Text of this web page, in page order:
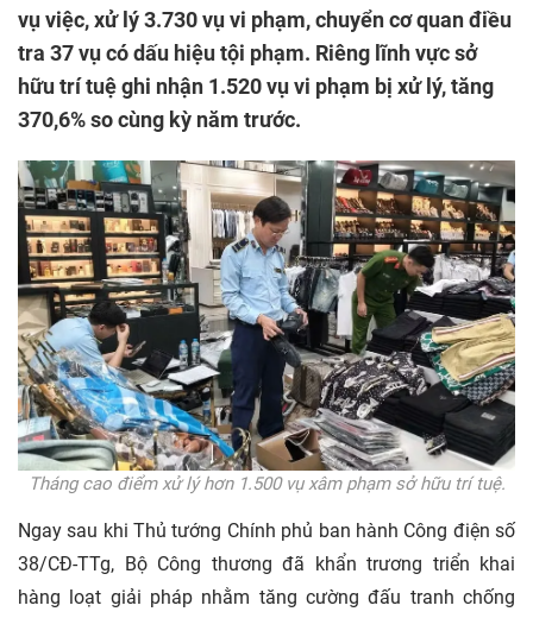
vụ việc, xử lý 3.730 vụ vi phạm, chuyển cơ quan điều
tra 37 vụ có dấu hiệu tội phạm. Riêng lĩnh vực sở
hữu trí tuệ ghi nhận 1.520 vụ vi phạm bị xử lý, tăng
370,6% so cùng kỳ năm trước.
Tháng cao điểm xử lý hơn 1.500 vụ xâm phạm sở hữu trí tuệ.
Ngay sau khi Thủ tướng Chính phủ ban hành Công điện số
38/CĐ-TTg, Bộ Công thương đã khẩn trương triển khai
hàng loạt giải pháp nhằm tăng cường đấu tranh chống